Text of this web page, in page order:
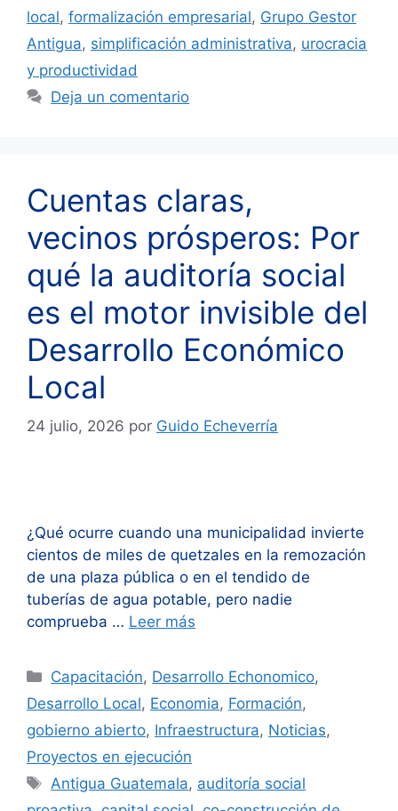
local, formalización empresarial, Grupo Gestor
Antigua, simplificación administrativa, urocracia
y productividad
Deja un comentario
Cuentas claras,
vecinos prósperos: Por
qué la auditoría social
es el motor invisible del
Desarrollo Económico
Local
24 julio, 2026 por Guido Echeverría
¿Qué ocurre cuando una municipalidad invierte
cientos de miles de quetzales en la remozación
de una plaza pública o en el tendido de
tuberías de agua potable, pero nadie
comprueba … Leer más
Categorías
Capacitación, Desarrollo Echonomico,
Desarrollo Local, Economia, Formación,
gobierno abierto, Infraestructura, Noticias,
Proyectos en ejecución
Etiquetas
Antigua Guatemala, auditoría social